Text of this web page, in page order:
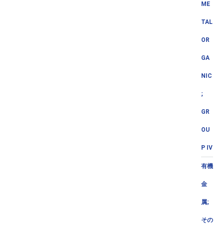
ME
TAL
OR
GA
NIC
;
GR
OU
P IV
有機
金
属;
その